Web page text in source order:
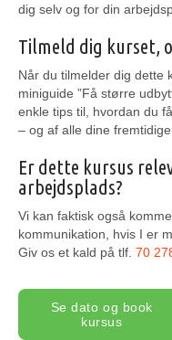
dig selv og for din
Tilmeld dig kurset,
Når du tilmelder dig dette
miniguide ”Få større
enkle tips til, hvordan du
– og af alle dine
Er dette kursus
arbejdsplads?
Vi kan faktisk også
kommunikation, hvis I er
Giv os et kald på tlf. 70
Se dato og book
kursus